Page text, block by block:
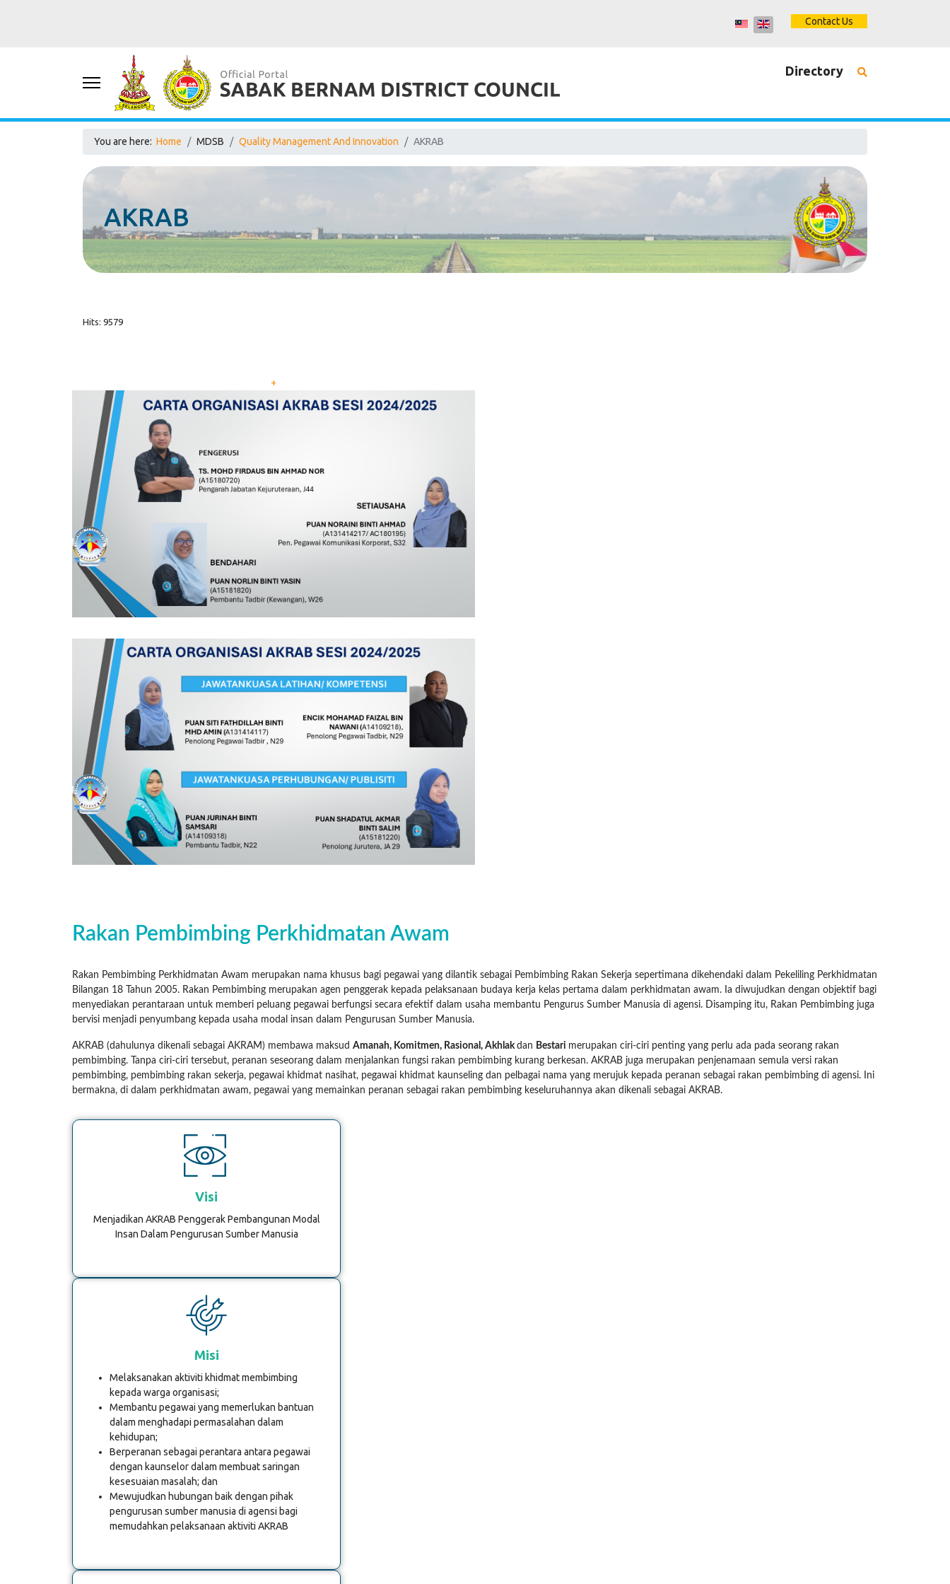
Contact Us
Directory
You are here: Home MDSB Quality Management And Innovation AKRAB
AKRAB
Hits: 9579
+
Rakan Pembimbing Perkhidmatan Awam
Rakan Pembimbing Perkhidmatan Awam merupakan nama khusus bagi pegawai yang dilantik sebagai Pembimbing Rakan Sekerja sepertimana dikehendaki dalam Pekeliling Perkhidmatan
Bilangan 18 Tahun 2005. Rakan Pembimbing merupakan agen penggerak kepada pelaksanaan budaya kerja kelas pertama dalam perkhidmatan awam. Ia diwujudkan dengan objektif bagi
menyediakan perantaraan untuk memberi peluang pegawai berfungsi secara efektif dalam usaha membantu Pengurus Sumber Manusia di agensi. Disamping itu, Rakan Pembimbing juga
bervisi menjadi penyumbang kepada usaha modal insan dalam Pengurusan Sumber Manusia.
AKRAB (dahulunya dikenali sebagai AKRAM) membawa maksud Amanah, Komitmen, Rasional, Akhlakdan Bestari merupakan ciri-ciri penting yang perlu ada pada seorang rakan
pembimbing. Tanpa ciri-ciri tersebut, peranan seseorang dalam menjalankan fungsi rakan pembimbing kurang berkesan. AKRAB juga merupakan penjenamaan semula versi rakan
pembimbing, pembimbing rakan sekerja, pegawai khidmat nasihat, pegawai khidmat kaunseling dan pelbagai nama yang merujuk kepada peranan sebagai rakan pembimbing di agensi. Ini
bermakna, di dalam perkhidmatan awam, pegawai yang memainkan peranan sebagai rakan pembimbing keseluruhannya akan dikenali sebagai AKRAB.
Visi
Menjadikan AKRAB Penggerak Pembangunan Modal
Insan Dalam Pengurusan Sumber Manusia
Misi
Melaksanakan aktiviti khidmat membimbing
kepada warga organisasi;
Membantu pegawai yang memerlukan bantuan
dalam menghadapi permasalahan dalam
kehidupan;
Berperanan sebagai perantara antara pegawai
dengan kaunselor dalam membuat saringan
kesesuaian masalah; dan
Mewujudkan hubungan baik dengan pihak
pengurusan sumber manusia di agensi bagi
memudahkan pelaksanaan aktiviti AKRAB